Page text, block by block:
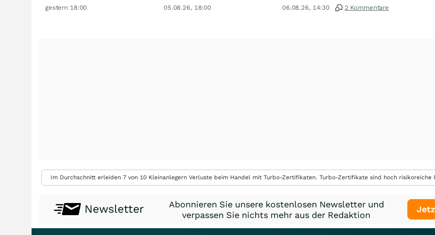
gestern 18:00 05.08.26, 18:00 06.08.26, 14:30 2 Kommentare
Im Durchschnitt erleiden 7 von 10 Kleinanlegern Verluste beim Handel mit Turbo-Zertifikaten. Turbo-Zertifikate sind hoch
Newsletter
Abonnieren Sie unsere kostenlosen Newsletter und
verpassen Sie nichts mehr aus der Redaktion